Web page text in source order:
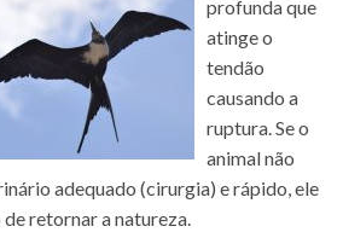
profunda que
atinge o
tendão
causando a
ruptura. Se o
animal não
adequado (cirurgia) e rápido, ele
retornar a natureza.